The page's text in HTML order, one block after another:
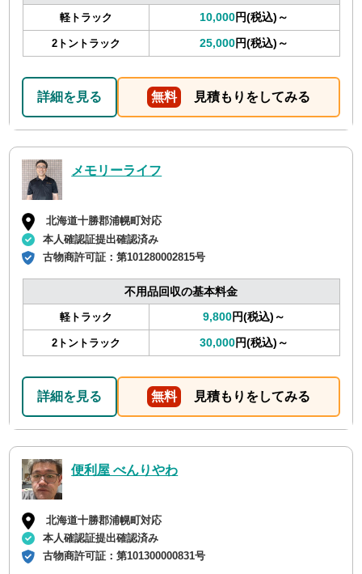
軽トラック 10,000円(税込)～
2トントラック 25,000円(税込)～
詳細を見る 無料 見積もりをしてみる
メモリーライフ
北海道十勝郡浦幌町対応
本人確認証提出確認済み
古物商許可証：第101280002815号
不用品回収の基本料金
軽トラック 9,800円(税込)～
2トントラック 30,000円(税込)～
詳細を見る 無料 見積もりをしてみる
便利屋 べんりやわ
北海道十勝郡浦幌町対応
本人確認証提出確認済み
古物商許可証：第101300000831号